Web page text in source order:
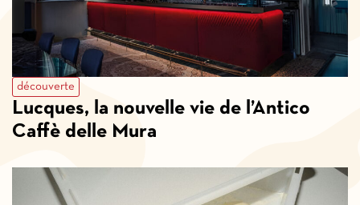
découverte
Lucques, la nouvelle vie de l’Antico
Caffè delle Mura